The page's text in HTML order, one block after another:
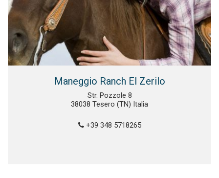
Maneggio Ranch El Zerilo
Str. Pozzole 8
38038 Tesero (TN) Italia
+39 348 5718265